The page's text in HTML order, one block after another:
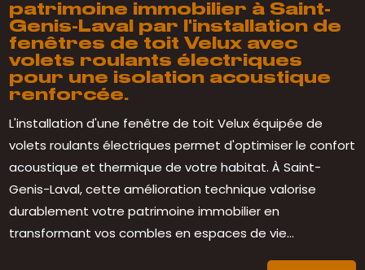
patrimoine immobilier à Saint-
Genis-Laval par l'installation de
fenêtres de toit Velux avec
volets roulants électriques
pour une isolation acoustique
renforcée.
L'installation d'une fenêtre de toit Velux équipée de
volets roulants électriques permet d'optimiser le confort
acoustique et thermique de votre habitat. À Saint-
Genis-Laval, cette amélioration technique valorise
durablement votre patrimoine immobilier en
transformant vos combles en espaces de vie...